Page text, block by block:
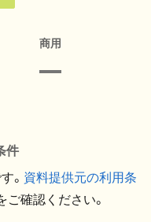
商用
件
。 資料提供元の利用条
ご確認ください。